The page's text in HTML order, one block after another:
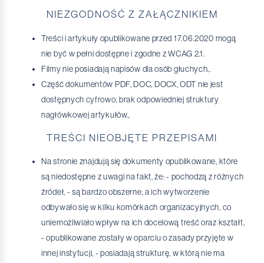
NIEZGODNOŚĆ Z ZAŁĄCZNIKIEM
Treści i artykuły opublikowane przed 17.06.2020 mogą
nie być w pełni dostępne i zgodne z WCAG 2.1.
Filmy nie posiadają napisów dla osób głuchych,.
Część dokumentów PDF, DOC, DOCX, ODT nie jest
dostępnych cyfrowo, brak odpowiedniej struktury
nagłówkowej artykułów,.
TREŚCI NIEOBJĘTE PRZEPISAMI
Na stronie znajdują się dokumenty opublikowane, które
są niedostępne z uwagi na fakt, że: - pochodzą z różnych
źródeł, - są bardzo obszerne, a ich wytworzenie
odbywało się w kilku komórkach organizacyjnych, co
uniemożliwiało wpływ na ich docelową treść oraz kształt,
- opublikowane zostały w oparciu o zasady przyjęte w
innej instytucji, - posiadają strukturę, w którą nie ma